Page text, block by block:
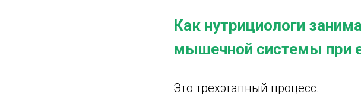
Как нутрициологи
мышечной системы при
Это трехэтапный процесс.